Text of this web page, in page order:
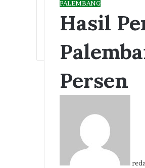
PALEMBANG
Hasil
Persen